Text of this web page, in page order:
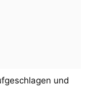
und